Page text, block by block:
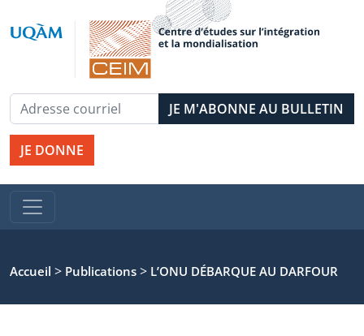
JE DONNE
Accueil > Publications > L’ONU DÉBARQUE AU DARFOUR